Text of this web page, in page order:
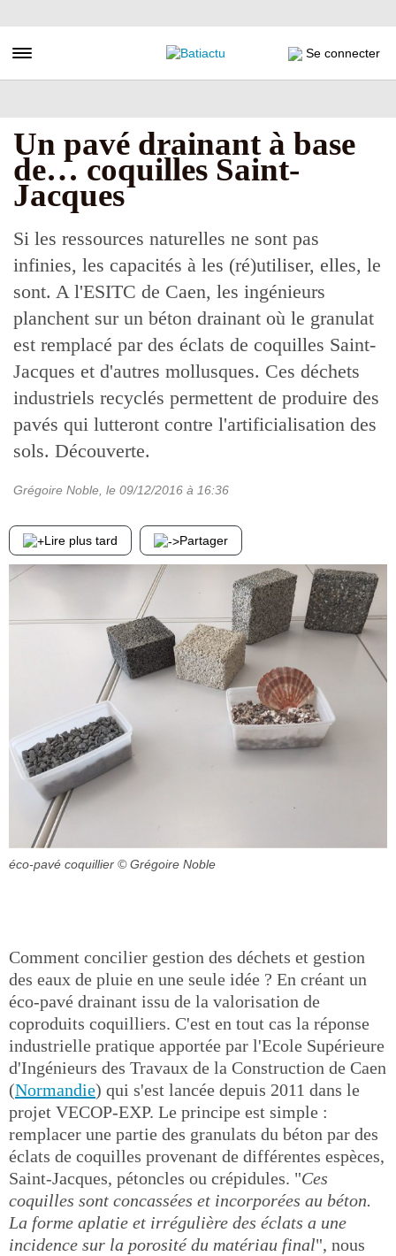
au
principal
Toggle navigation Se connecter
Un pavé drainant à base
de… coquilles Saint-
Jacques
Si les ressources naturelles ne sont pas
infinies, les capacités à les (ré)utiliser, elles, le
sont. A l'ESITC de Caen, les ingénieurs
planchent sur un béton drainant où le granulat
est remplacé par des éclats de coquilles Saint-
Jacques et d'autres mollusques. Ces déchets
industriels recyclés permettent de produire des
pavés qui lutteront contre l'artificialisation des
sols. Découverte.
Grégoire Noble , le 09/12/2016 à 16:36
Lire plus tard Partager
éco-pavé coquillier © Grégoire Noble
Comment concilier gestion des déchets et gestion
des eaux de pluie en une seule idée ? En créant un
éco-pavé drainant issu de la valorisation de
coproduits coquilliers. C'est en tout cas la réponse
industrielle pratique apportée par l'Ecole Supérieure
d'Ingénieurs des Travaux de la Construction de Caen
(Normandie) qui s'est lancée depuis 2011 dans le
projet VECOP-EXP. Le principe est simple :
remplacer une partie des granulats du béton par des
éclats de coquilles provenant de différentes espèces,
Saint-Jacques, pétoncles ou crépidules. "Ces
coquilles sont concassées et incorporées au béton.
La forme aplatie et irrégulière des éclats a une
incidence sur la porosité du matériau final", nous